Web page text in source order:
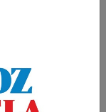
contexto
aumento.